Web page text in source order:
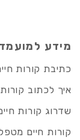
מידע למועמד
כתיבת קורות
איך לכתוב
שדרוג קורות
קורות חיים